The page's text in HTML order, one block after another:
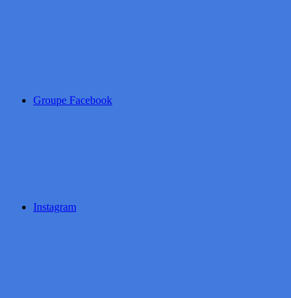
Groupe Facebook
Instagram